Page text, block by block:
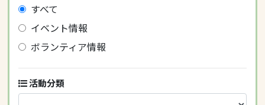
すべて
イベント情報
ボランティア情報
活動分類